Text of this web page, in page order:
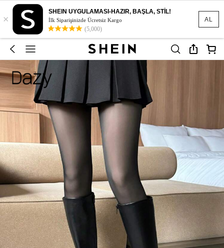
AL
×
SHEIN UYGULAMASI-HAZIR, BAŞLA, STİL!
İlk Siparişinizde Ücretsiz Kargo
(5,000)